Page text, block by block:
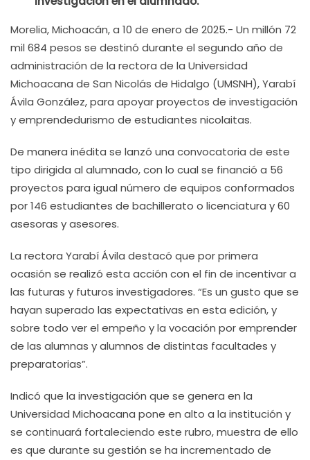
Morelia, Michoacán, a 10 de enero de 2025.- Un millón 72
mil 684 pesos se destinó durante el segundo año de
administración de la rectora de la Universidad
Michoacana de San Nicolás de Hidalgo (UMSNH), Yarabí
Ávila González, para apoyar proyectos de investigación
y emprendedurismo de estudiantes nicolaitas.
De manera inédita se lanzó una convocatoria de este
tipo dirigida al alumnado, con lo cual se financió a 56
proyectos para igual número de equipos conformados
por 146 estudiantes de bachillerato o licenciatura y 60
asesoras y asesores.
La rectora Yarabí Ávila destacó que por primera
ocasión se realizó esta acción con el fin de incentivar a
las futuras y futuros investigadores. “Es un gusto que se
hayan superado las expectativas en esta edición, y
sobre todo ver el empeño y la vocación por emprender
de las alumnas y alumnos de distintas facultades y
preparatorias”.
Indicó que la investigación que se genera en la
Universidad Michoacana pone en alto a la institución y
se continuará fortaleciendo este rubro, muestra de ello
es que durante su gestión se ha incrementado de